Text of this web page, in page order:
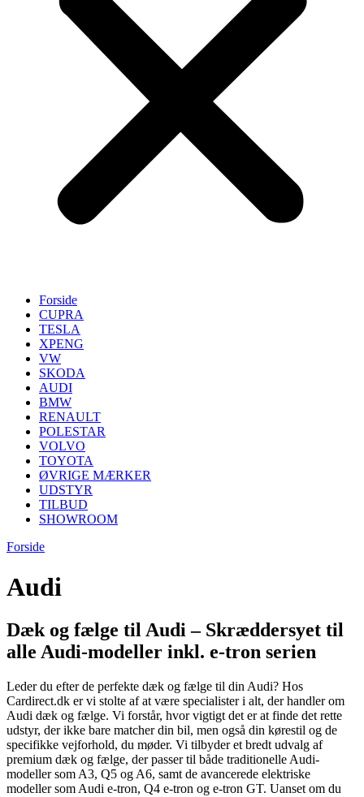
Forside
CUPRA
TESLA
XPENG
VW
SKODA
AUDI
BMW
RENAULT
POLESTAR
VOLVO
TOYOTA
ØVRIGE MÆRKER
UDSTYR
TILBUD
SHOWROOM
Forside
Audi
Dæk og fælge til Audi – Skræddersyet til
alle Audi-modeller inkl. e-tron serien
Leder du efter de perfekte dæk og fælge til din Audi? Hos
Cardirect.dk er vi stolte af at være specialister i alt, der handler om
Audi dæk og fælge. Vi forstår, hvor vigtigt det er at finde det rette
udstyr, der ikke bare matcher din bil, men også din kørestil og de
specifikke vejforhold, du møder. Vi tilbyder et bredt udvalg af
premium dæk og fælge, der passer til både traditionelle Audi-
modeller som A3, Q5 og A6, samt de avancerede elektriske
modeller som Audi e-tron, Q4 e-tron og e-tron GT. Uanset om du